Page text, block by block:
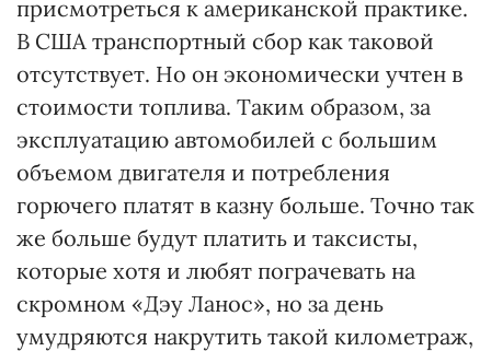
присмотреть­ся к американской практике.
В США транс­портный сбор как таковой
отсутствует. Но он экономически учтен в
стоимости топлива. Таким образом, за
эксплуатацию автомобилей с большим
объемом двигателя и потребления
горючего платят в казну больше. Точно так
же больше будут платить и таксисты,
которые хотя и любят погра­чевать на
скромном «Дэу Ланос», но за день
умудряются накрутить такой километраж,